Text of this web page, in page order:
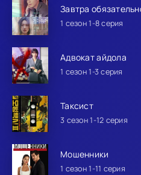
Завтра
1 сезон 1-8 серия
Адвокат айдола
1 сезон 1-3 серия
Таксист
3 сезон 1-12 серия
Мошенники
1 сезон 1-11 серия